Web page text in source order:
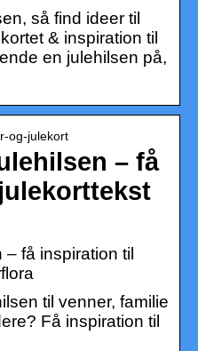
så find ideer til
& inspiration til
en julehilsen på,
og-julekort
– få
få inspiration til
til venner, familie
Få inspiration til